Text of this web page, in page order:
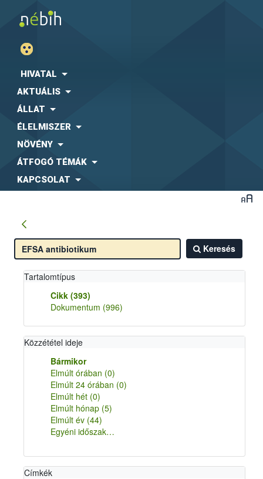
HIVATAL
AKTUÁLIS
ÁLLAT
ÉLELMISZER
NÖVÉNY
ÁTFOGÓ TÉMÁK
KAPCSOLAT
Keresés
Tartalomtípus
Cikk (393)
Dokumentum (996)
Közzététel ideje
Bármikor
Elmúlt órában (0)
Elmúlt 24 órában (0)
Elmúlt hét (0)
Elmúlt hónap (5)
Elmúlt év (44)
Egyéni időszak…
Címkék